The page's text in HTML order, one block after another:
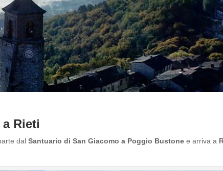
Rieti
dalSantuario di San Giacomo a Poggio Bustone e arriva a